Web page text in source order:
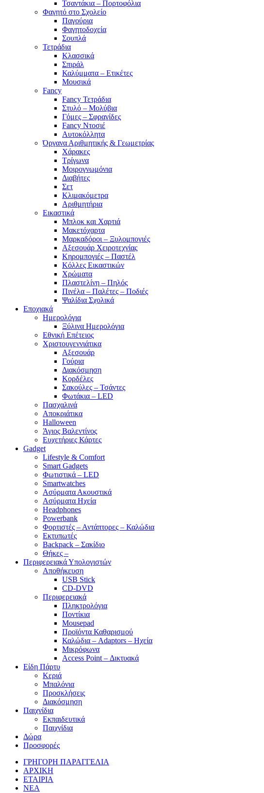
Τσαντάκια – Πορτοφόλια
Φαγητό στο Σχολείο
Παγούρια
Φαγητοδοχεία
Σουπλά
Τετράδια
Κλασσικά
Σπιράλ
Καλύμματα – Ετικέτες
Μουσικά
Fancy
Fancy Τετράδια
Στυλό – Μολύβια
Γόμες – Σφραγίδες
Fancy Ντοσιέ
Αυτοκόλλητα
Όργανα Αριθμητικής & Γεωμετρίας
Χάρακες
Τρίγωνα
Mοιρογνωμόνια
Διαβήτες
Σετ
Κλιμακόμετρα
Αριθμητήρια
Εικαστικά
Μπλοκ και Χαρτιά
Μακετόχαρτα
Μαρκαδόροι – Ξυλομπογιές
Αξεσουάρ Χειροτεχνίας
Κηρομπογιές – Παστέλ
Κόλλες Εικαστικών
Χρώματα
Πλαστελίνη – Πηλός
Πινέλα – Παλέτες – Ποδιές
Ψαλίδια Σχολικά
Εποχιακά
Ημερολόγια
Ξύλινα Ημερολόγια
Εθνική Επέτειος
Χριστουγεννιάτικα
Αξεσουάρ
Γούρια
Διακόσμηση
Κορδέλες
Σακούλες – Τσάντες
Φωτάκια – LED
Πασχαλινά
Αποκριάτικα
Halloween
Άγιος Βαλεντίνος
Ευχετήριες Κάρτες
Gadget
Lifestyle & Comfort
Smart Gadgets
Φωτιστικά – LED
Smartwatches
Ασύρματα Ακουστικά
Ασύρματα Ηχεία
Headphones
Powerbank
Φορτιστές – Αντάπτορες – Καλώδια
Εκτυπωτές
Backpack – Σακίδιο
Θήκες –
Περιφερειακά Υπολογιστών
Αποθήκευση
USB Stick
CD-DVD
Περιφερειακά
Πληκτρολόγια
Ποντίκια
Mousepad
Προϊόντα Καθαρισμού
Καλώδια – Adaptors – Ηχεία
Μικρόφωνα
Access Point – Δικτυακά
Είδη Πάρτυ
Κεριά
Μπαλόνια
Προσκλήσεις
Διακόσμηση
Παιχνίδια
Εκπαιδευτικά
Παιχνίδια
Δώρα
Προσφορές
ΓΡΗΓΟΡΗ ΠΑΡΑΓΓΕΛΙΑ
ΑΡΧΙΚΗ
ΕΤΑΙΡΙΑ
ΝΕΑ